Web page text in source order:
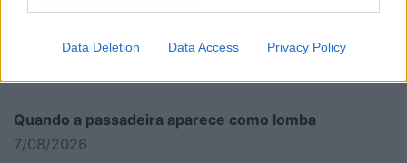
Data Deletion Data Access Privacy Policy
Quando a passadeira aparece como lomba
7/08/2026